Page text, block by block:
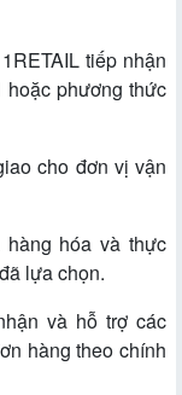
tiếp nhận
phương thức
cho đơn vị vận
hàng hóa và thực
lựa chọn.
và hỗ trợ các
hàng theo chính